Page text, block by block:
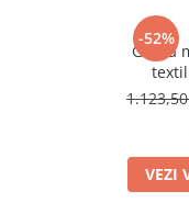
-52%
Geacă
textil
VEZI